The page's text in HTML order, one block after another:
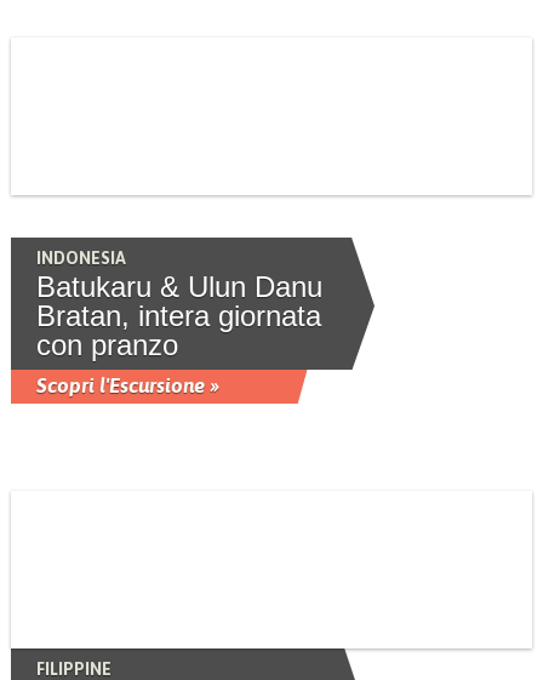
INDONESIA
Batukaru & Ulun Danu
Bratan, intera giornata
con pranzo
Scopri l'Escursione »
FILIPPINE